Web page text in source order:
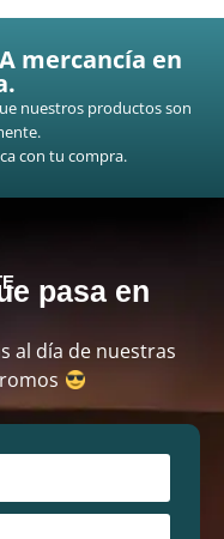
mercancía en
nuestros productos son
con tu compra.
pasa en
al día de nuestras